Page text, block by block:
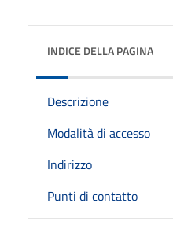
INDICE DELLA PAGINA
Descrizione
Modalità di accesso
Indirizzo
Punti di contatto